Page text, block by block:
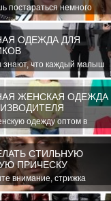
постараться немного
свои тонкие волосы с
ОДЕЖДА ДЛЯ
знают, что каждый малыш
И проявлять эту
ЖЕНСКАЯ ОДЕЖДА
одежду оптом в
повсеместно. Хорошо
СТИЛЬНУЮ
ПРИЧЕСКУ
внимание, стрижка
похожа на другую